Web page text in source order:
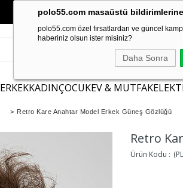
polo55.com masaüstü
polo55.com özel fırsatlardan ve güncel
haberiniz olsun ister misiniz?
Daha Sonra
ERKEKKADINÇOCUKEV & MUTFAK
> Retro Kare Anahtar Model Erkek Güneş Gözlüğü
Retro